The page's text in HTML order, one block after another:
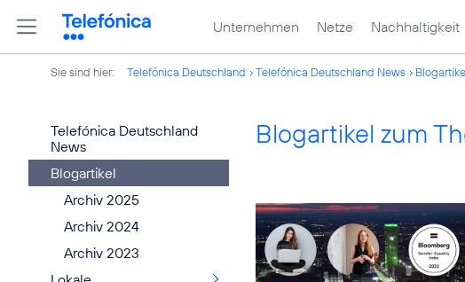
Unternehmen Netze Nachhaltigkeit
Sie sind hier: Telefónica Deutschland Telefónica Deutschland News
Telefónica Deutschland
News
Blogartikel
Archiv 2025
Archiv 2024
Archiv 2023
Blogartikel zum